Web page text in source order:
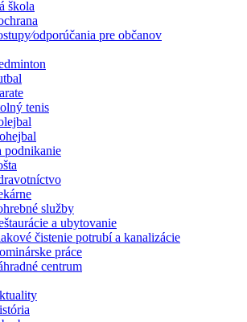
škola
pre občanov
tenis
podnikanie
služby
a ubytovanie
čistenie potrubí a kanalizácie
práce
centrum